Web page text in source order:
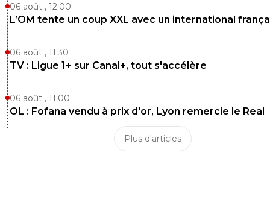
06 août , 12:00
L’OM tente un coup XXL avec un international
06 août , 11:30
TV : Ligue 1+ sur Canal+, tout s'accélère
06 août , 11:00
OL : Fofana vendu à prix d'or, Lyon remercie le Real
Plus d'articles